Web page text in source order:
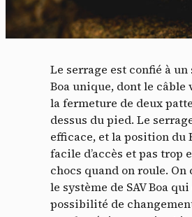
Le serrage est confié à un
Boa unique, dont le câble
la fermeture de deux
dessus du pied. Le
efficace, et la position du
facile d’accès et pas trop
chocs quand on roule. On
le système de SAV Boa
possibilité de